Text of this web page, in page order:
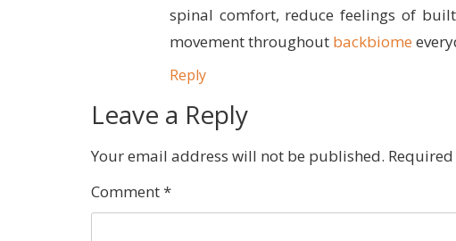
spinal comfort, reduce feelings of
movement throughout backbiome
Reply
Leave a Reply
Your email address will not be published.
Comment*